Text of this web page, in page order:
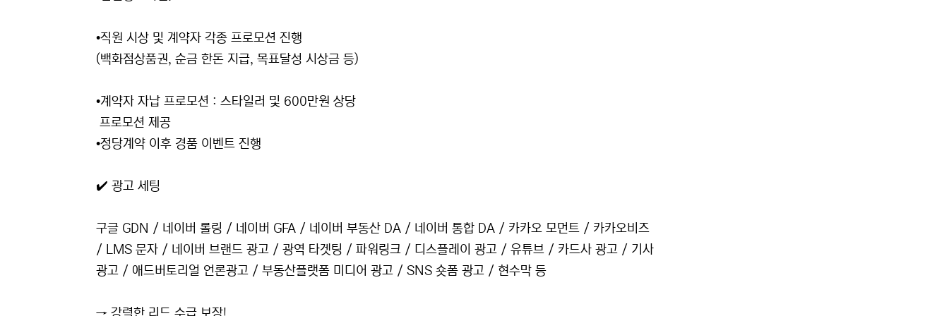
•직원 시상 및 계약자 각종 프로모션 진행
(백화점상품권, 순금 한돈 지급, 목표달성 시상금 등)
•계약자 자납 프로모션 : 스타일러 및 600만원 상당
프로모션 제공
•정당계약 이후 경품 이벤트 진행
✔️ 광고 세팅
구글 GDN / 네이버 롤링 / 네이버 GFA / 네이버 부동산 DA / 네이버 통합 DA / 카카오 모먼트 / 카카오비즈
/ LMS 문자 / 네이버 브랜드 광고 / 광역 타겟팅 / 파워링크 / 디스플레이 광고 / 유튜브 / 카드사 광고 / 기사
광고 / 애드버토리얼 언론광고 / 부동산플랫폼 미디어 광고 / SNS 숏폼 광고 / 현수막 등
→ 강력한 리드 수급 보장!